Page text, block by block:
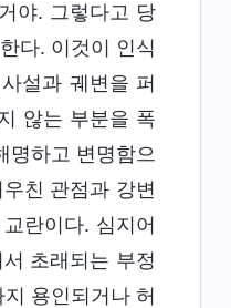
야. 그렇다고 당
다. 이것이 인식
설과 궤변을 퍼
않는 부분을 폭
명하고 변명함으
친 관점과 강변
란이다. 심지어
초래되는 부정
용인되거나 허